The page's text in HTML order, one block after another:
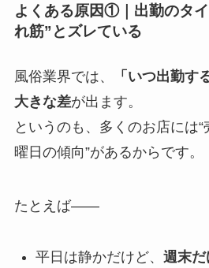
よくある原因①｜出勤のタ
れ筋”とズレている
風俗業界では、
「いつ出勤す
大きな差が出ます。
というのも、多くのお店には
曜日の傾向”があるからです。
たとえば――
平日は静かだけど、 週末だ